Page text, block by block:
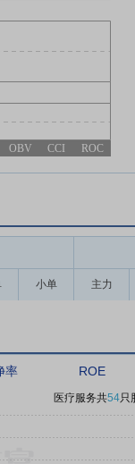
OBV CCI ROC
小单 主力
率 ROE
医疗服务共54只